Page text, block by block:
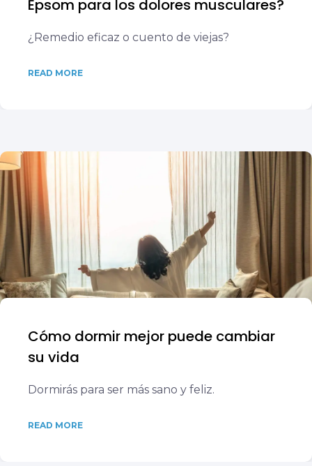
Epsom para los dolores musculares?
¿Remedio eficaz o cuento de viejas?
READ MORE
Cómo dormir mejor puede cambiar
su vida
Dormirás para ser más sano y feliz.
READ MORE